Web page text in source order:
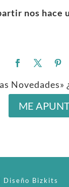
nos hace
Novedades»
ME
Diseño Bizkits